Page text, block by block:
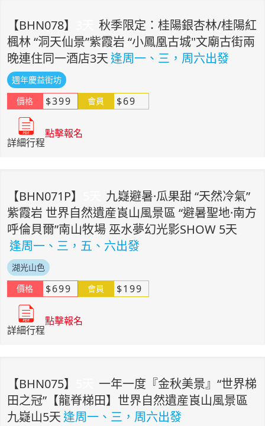
【BHN078】
秋季限定：桂陽銀杏林/桂陽紅
楓林 “洞天仙景”紫霞岩 “小鳳凰古城"文廟古街兩
晚連住同一酒店3天逢周一、三，周六出發
週年慶益街坊
價格
$399 會員 $69
詳細行程
點擊報名
【BHN071P】
九嶷避暑·瓜果甜 “天然冷氣”
紫霞岩 世界自然遺産崀山風景區 “避暑聖地·南方
呼倫貝爾”南山牧場 巫水夢幻光影SHOW 5天
逢周一、三，五、六出發
湖光山色
價格
$699 會員 $199
詳細行程
點擊報名
【BHN075】
一年一度『金秋美景』“世界梯
田之冠”【龍脊梯田】世界自然遺産崀山風景區
九嶷山5天逢周一、三，周六出發